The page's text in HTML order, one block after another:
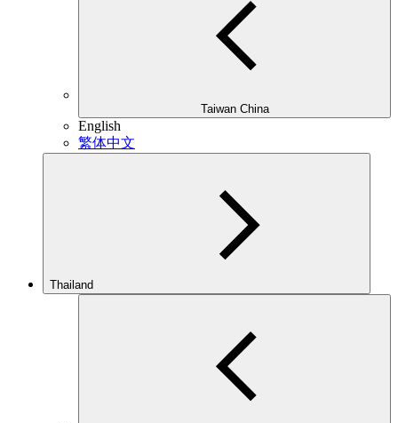
Taiwan China
English
繁体中文
Thailand